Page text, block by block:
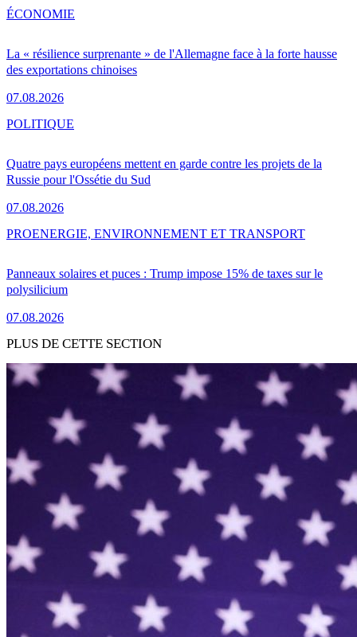
La « résilience surprenante » de l'Allemagne face à la forte hausse
des exportations chinoises
07.08.2026
ÉCONOMIE
Quatre pays européens mettent en garde contre les projets de la
Russie pour l'Ossétie du Sud
07.08.2026
POLITIQUE
Panneaux solaires et puces : Trump impose 15% de taxes sur le
polysilicium
07.08.2026
PROENERGIE, ENVIRONNEMENT ET TRANSPORT
PLUS DE CETTE SECTION